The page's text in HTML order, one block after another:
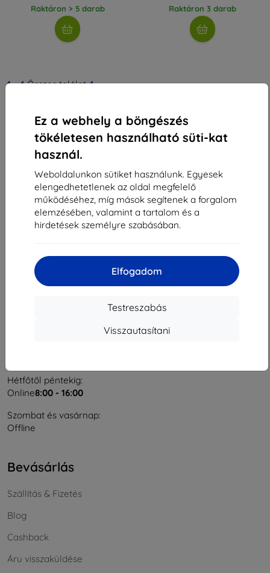
Ez a webhely a böngészés
tökéletesen használható süti-kat
használ.
Weboldalunkon sütiket használunk. Egyesek
elengedhetetlenek az oldal megfelelő
működéséhez, míg mások segítenek a forgalom
elemzésében, valamint a tartalom és a
hirdetések személyre szabásában.
Elfogadom
Testreszabás
Visszautasítani
Raktáron > 5 darab Raktáron 3 darab
1-4Összes találat4.
Shield-Sk s.r.o.
Rudolf Mocka utca 3750/2A
Cégjegyzékszám:46701494
ÁFA-azonosító:
SK2023549671
Hétfőtől péntekig:
Online8:00 - 16:00
Szombat és vasárnap:
Offline
Bevásárlás
Szállítás & Fizetés
Blog
Cashback
Áru visszaküldése